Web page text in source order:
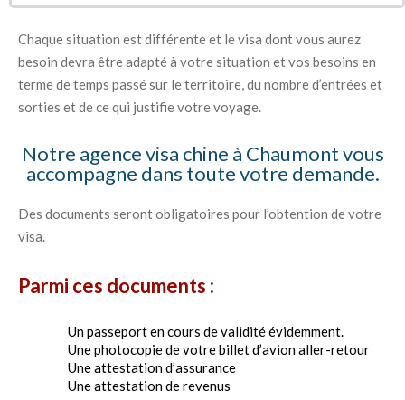
Chaque situation est différente et le visa dont vous aurez
besoin devra être adapté à votre situation et vos besoins en
terme de temps passé sur le territoire, du nombre d’entrées et
sorties et de ce qui justifie votre voyage.
Notre agence visa chine à Chaumont vous
accompagne dans toute votre demande.
Des documents seront obligatoires pour l’obtention de votre
visa.
Parmi ces documents :
Un passeport en cours de validité évidemment.
Une photocopie de votre billet d’avion aller-retour
Une attestation d’assurance
Une attestation de revenus